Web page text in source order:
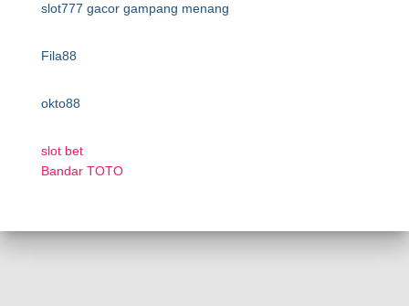
slot777 gacor gampang menang
Fila88
okto88
slot bet
Bandar TOTO